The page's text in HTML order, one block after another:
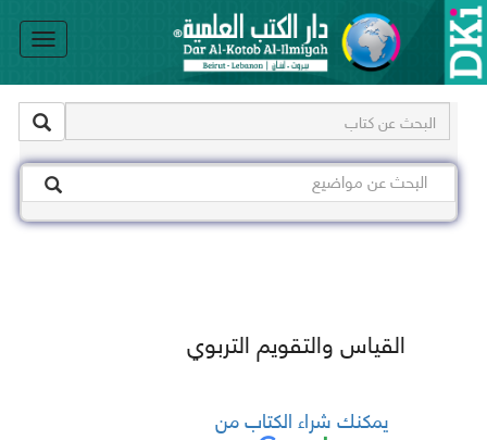
القياس والتقويم التربوي
يمكنك شراء الكتاب من